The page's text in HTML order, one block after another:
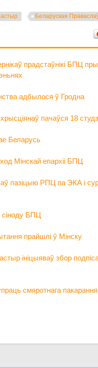
Беларуская
прадстаўнікі БПЦ
адбылося ў Гродна
пачаўся 18
Беларусь
Мінскай епархіі БПЦ
пазіцыю РПЦ па ЭКА і
БПЦ
прайшлі ў Мінску
ініцыяваў збор
смяротнага пакарання